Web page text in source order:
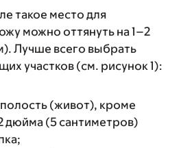
такое место для
можно оттянуть на 1–2
Лучше всего выбрать
участков (см. рисунок 1):
(живот), кроме
дюйма (5 сантиметров)